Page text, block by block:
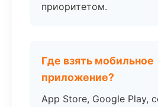
приоритетом.
Где взять мобильное
приложение?
App Store, Google Play,